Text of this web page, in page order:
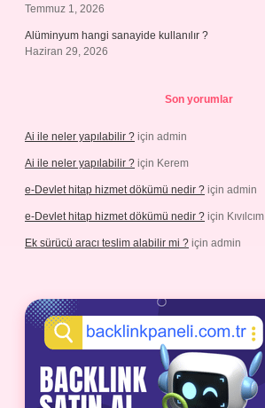
Temmuz 1, 2026
Alüminyum hangi sanayide kullanılır ?
Haziran 29, 2026
Son yorumlar
Ai ile neler yapılabilir ? için admin
Ai ile neler yapılabilir ? için Kerem
e-Devlet hitap hizmet dökümü nedir ? için admin
e-Devlet hitap hizmet dökümü nedir ? için Kıvılcım
Ek sürücü aracı teslim alabilir mi ? için admin